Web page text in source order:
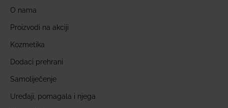
O nama
Proizvodi na akciji
Kozmetika
Dodaci prehrani
Samoliječenje
Uređaji, pomagala i njega